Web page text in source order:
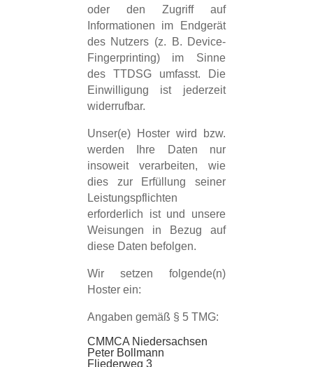
oder den Zugriff auf
Informationen im Endgerät
des Nutzers (z. B. Device-
Fingerprinting) im Sinne
des TTDSG umfasst. Die
Einwilligung ist jederzeit
widerrufbar.
Unser(e) Hoster wird bzw.
werden Ihre Daten nur
insoweit verarbeiten, wie
dies zur Erfüllung seiner
Leistungspflichten
erforderlich ist und unsere
Weisungen in Bezug auf
diese Daten befolgen.
Wir setzen folgende(n)
Hoster ein:
Angaben gemäß § 5 TMG:
CMMCA Niedersachsen
Peter Bollmann
Fliederweg 3